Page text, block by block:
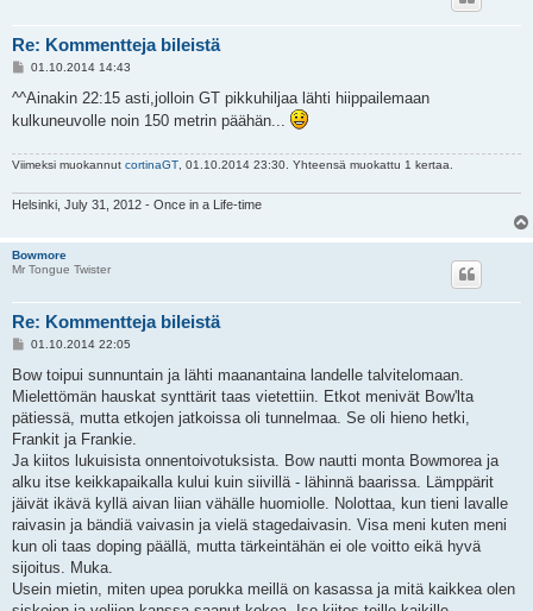
Re: Kommentteja bileistä
V
e
t
01.10.2014 14:43
^^Ainakin 22:15 asti,jolloin GT pikkuhiljaa lähti hiippailemaan
kulkuneuvolle noin 150 metrin päähän...
Viimeksi muokannut cortinaGT, 01.10.2014 23:30. Yhteensä muokattu 1 kertaa.
Helsinki, July 31, 2012 - Once in a Life-time
Bowmore
Mr Tongue Twister
Re: Kommentteja bileistä
V
e
t
i
01.10.2014 22:05
Bow toipui sunnuntain ja lähti maanantaina landelle talvitelomaan.
Mielettömän hauskat synttärit taas vietettiin. Etkot menivät Bow'lta
pätiessä, mutta etkojen jatkoissa oli tunnelmaa. Se oli hieno hetki,
Frankit ja Frankie.
Ja kiitos lukuisista onnentoivotuksista. Bow nautti monta Bowmorea ja
alku itse keikkapaikalla kului kuin siivillä - lähinnä baarissa. Lämppärit
jäivät ikävä kyllä aivan liian vähälle huomiolle. Nolottaa, kun tieni lavalle
raivasin ja bändiä vaivasin ja vielä stagedaivasin. Visa meni kuten meni
kun oli taas doping päällä, mutta tärkeintähän ei ole voitto eikä hyvä
sijoitus. Muka.
Usein mietin, miten upea porukka meillä on kasassa ja mitä kaikkea olen